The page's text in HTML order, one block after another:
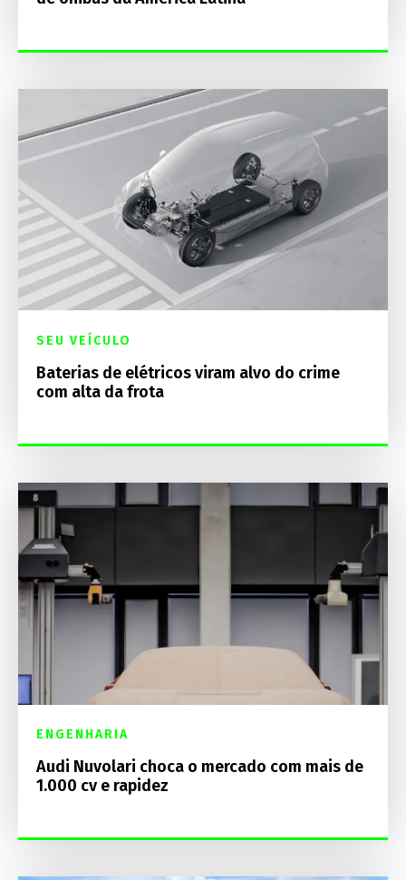
SEU VEÍCULO
Baterias de elétricos viram alvo do crime
com alta da frota
ENGENHARIA
Audi Nuvolari choca o mercado com mais de
1.000 cv e rapidez